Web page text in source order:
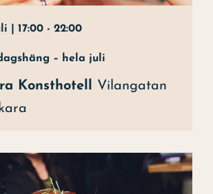
– hela juli
| 17:00 - 22:00
Konsthotell Vilangatan